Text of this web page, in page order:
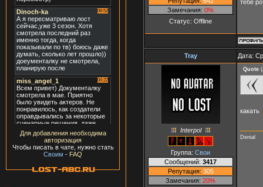
Для добавления необходима
авторизация
Чтобы писать в чате, нужно стать
Своим - FAQ
Замечания: 0%
Статус: Offline
тебе
Tray Дата:
Interpol
Группа: Свои
Сообщений: 3417
Репутация: 305
Замечания: 20%
Quote (
какать
Denial